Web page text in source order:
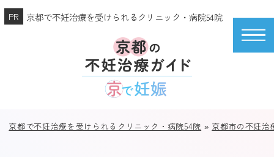
京都で不妊治療を受けられるクリニック・病院54院
京都で不妊治療を受けられるクリニック・病院54院 » 京都市の不妊治